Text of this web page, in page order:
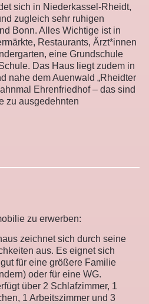
sich in Niederkassel-Rheidt,
zugleich sehr ruhigen
Bonn. Alles Wichtige ist in
Restaurants, Ärzt*innen
eine Grundschule
Das Haus liegt zudem in
nahe dem Auenwald „Rheidter
Ehrenfriedhof – das sind
zu ausgedehnten
zu erwerben:
zeichnet sich durch seine
aus. Es eignet sich
für eine größere Familie
oder für eine WG.
über 2 Schlafzimmer, 1
1 Arbeitszimmer und 3